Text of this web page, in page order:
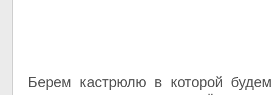
Берем кастрюлю в которой